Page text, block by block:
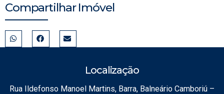
Compartilhar Imóvel
Localização
Rua Ildefonso Manoel Martins, Barra, Balneário Camboriú –